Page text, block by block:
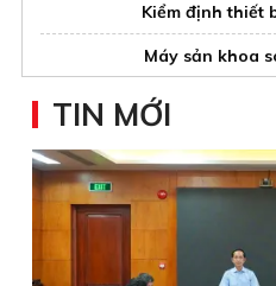
Kiểm định thiết
Máy sản khoa
TIN MỚI